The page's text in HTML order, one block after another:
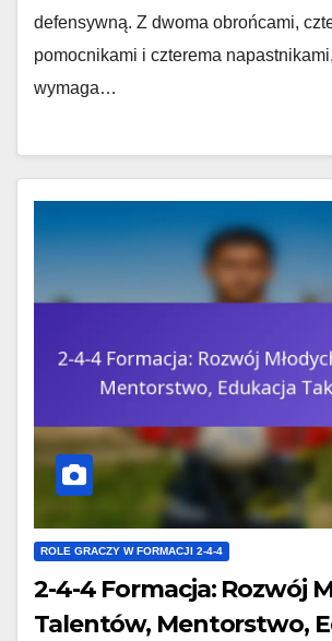
defensywną. Z dwoma obrońcami,
pomocnikami i czterema
wymaga…
ROLE GRACZY W FORMACJI 2-4-4
2-4-4 Formacja: Rozwój
Talentów, Mentorstwo,